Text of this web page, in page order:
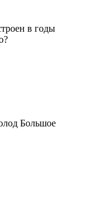
в годы
Большое